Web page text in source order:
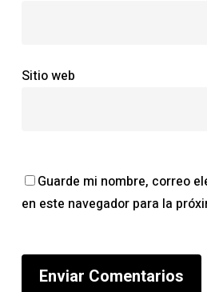
Sitio web
Guarde mi nombre, correo
en este navegador para la